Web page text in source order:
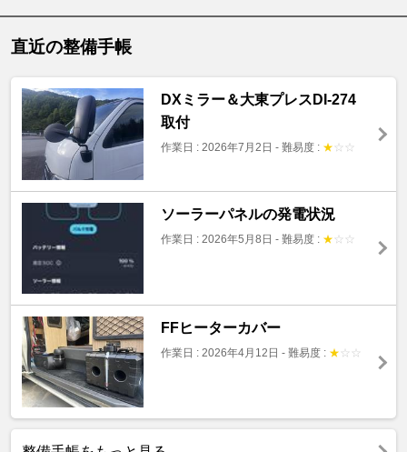
直近の整備手帳
DXミラー＆大東プレスDI-274
取付
作業日 : 2026年7月2日 - 難易度 : ★ ☆ ☆
ソーラーパネルの発電状況
作業日 : 2026年5月8日 - 難易度 : ★ ☆ ☆
FFヒーターカバー
作業日 : 2026年4月12日 - 難易度 : ★ ☆ ☆